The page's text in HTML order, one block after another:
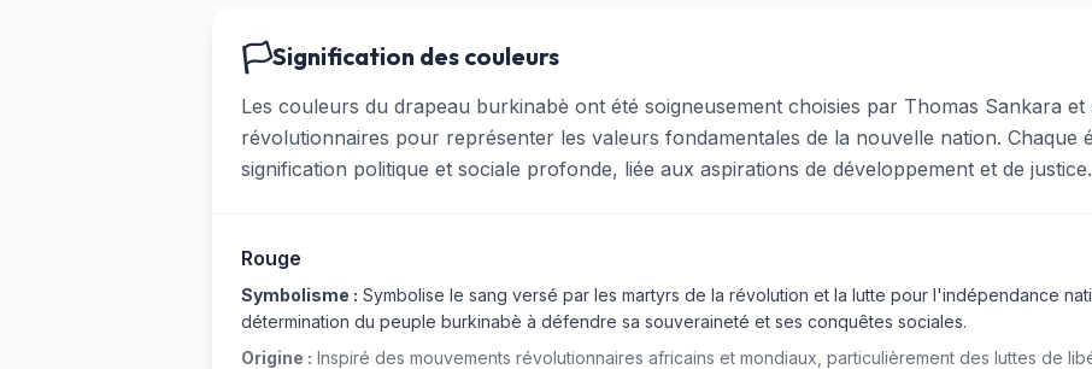
🏳️Signification des couleurs
Les couleurs du drapeau burkinabè ont été soigneusement choisies par Thomas Sankara et
révolutionnaires pour représenter les valeurs fondamentales de la nouvelle nation. Chaque
signification politique et sociale profonde, liée aux aspirations de développement et de justice.
Rouge
Symbolisme : Symbolise le sang versé par les martyrs de la révolution et la lutte pour l'indépendance
détermination du peuple burkinabè à défendre sa souveraineté et ses conquêtes sociales.
Origine : Inspiré des mouvements révolutionnaires africains et mondiaux, particulièrement des luttes de